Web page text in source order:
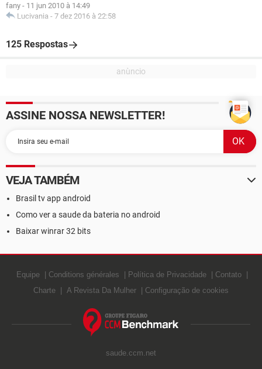
fany - 11 jun 2010 à 14:49
Lucivania - 7 dez 2016 à 22:58
125 Respostas
ASSINE NOSSA NEWSLETTER!
VEJA TAMBÉM
Brasil tv app android
Como ver a saude da bateria no android
Baixar winrar 32 bits
Equipe Conditions générales Política de Privacidade
Contato
Charte
A Revista Da Mulher Configuração de cookies
saude.ccm.net